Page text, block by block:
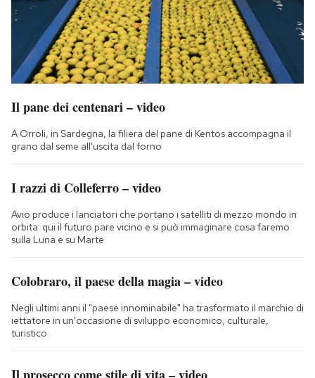
Il pane dei centenari – video
A Orroli, in Sardegna, la filiera del pane di Kentos accompagna il
grano dal seme all'uscita dal forno
I razzi di Colleferro – video
Avio produce i lanciatori che portano i satelliti di mezzo mondo in
orbita: qui il futuro pare vicino e si può immaginare cosa faremo
sulla Luna e su Marte
Colobraro, il paese della magia – video
Negli ultimi anni il "paese innominabile" ha trasformato il marchio di
iettatore in un'occasione di sviluppo economico, culturale,
turistico